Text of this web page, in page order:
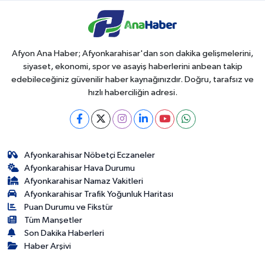
Afyon Ana Haber; Afyonkarahisar'dan son dakika gelişmelerini,
siyaset, ekonomi, spor ve asayiş haberlerini anbean takip
edebileceğiniz güvenilir haber kaynağınızdır. Doğru, tarafsız ve
hızlı haberciliğin adresi.
Afyonkarahisar Nöbetçi Eczaneler
Afyonkarahisar Hava Durumu
Afyonkarahisar Namaz Vakitleri
Afyonkarahisar Trafik Yoğunluk Haritası
Puan Durumu ve Fikstür
Tüm Manşetler
Son Dakika Haberleri
Haber Arşivi